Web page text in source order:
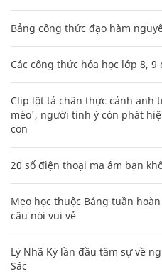
Bảng công thức đạo hàm
Các công thức hóa học lớp 8,
Clip lột tả chân thực cảnh anh
mèo', người tinh ý còn phát
con
20 số điện thoại ma ám bạn
Mẹo học thuộc Bảng tuần
câu nói vui vẻ
Lý Nhã Kỳ lần đầu tâm sự về
Sác